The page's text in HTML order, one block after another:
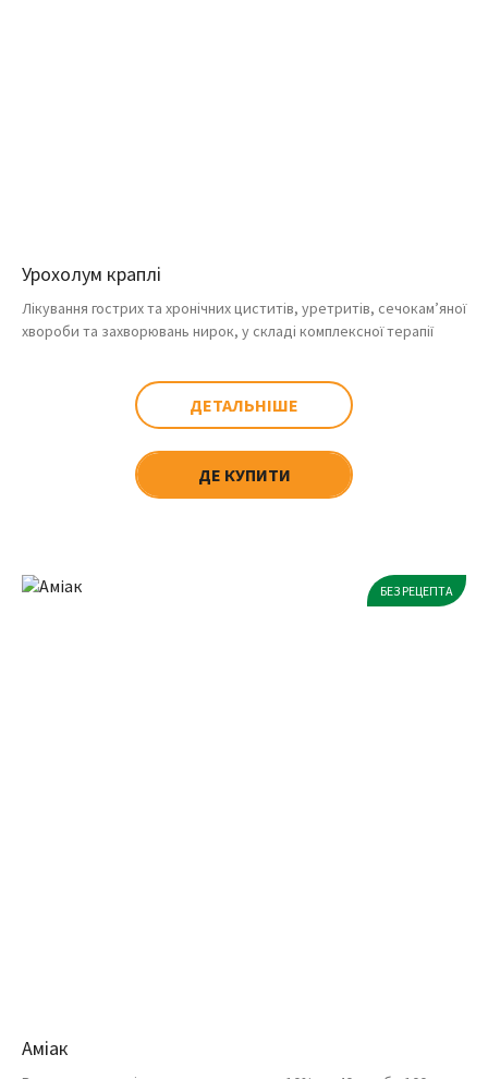
Урохолум краплі
Лікування гострих та хронічних циститів, уретритів, сечокам’яної
хвороби та захворювань нирок, у складі комплексної терапії
ДЕТАЛЬНІШЕ
ДЕ КУПИТИ
БЕЗ РЕЦЕПТА
Аміак